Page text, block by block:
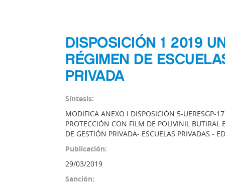
DISPOSICIÓN 1 2019
RÉGIMEN DE
PRIVADA
Síntesis:
MODIFICA ANEXO I DISPOSICIÓN 5-UERESGP-
PROTECCIÓN CON FILM DE POLIVINIL
DE GESTIÓN PRIVADA- ESCUELAS PRIVADAS -
Publicación:
29/03/2019
Sanción: